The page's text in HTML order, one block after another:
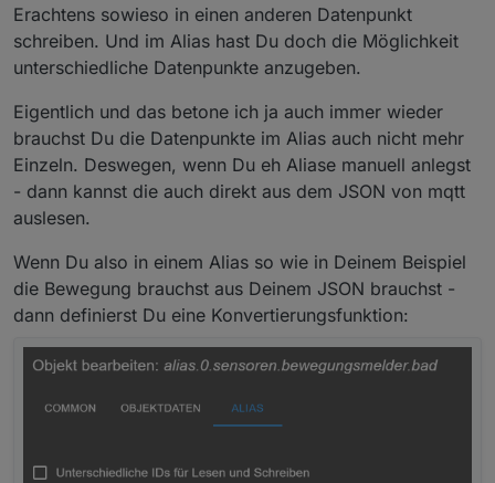
0_userdata.0.mqtt
ich würde diese DP gerne in den alias DP schreiben...
klappt aber nicht, weil (bei mir) node-red nur in
"0_userdata" schreiben kann?
hat jemand eine Idee wie cih das umsetzen kann?
@mickym
geholfen hast ;-)
Erachtens sowieso in einen anderen Datenpunkt
schreiben. Und im Alias hast Du doch die Möglichkeit
unterschiedliche Datenpunkte anzugeben.
Eigentlich und das betone ich ja auch immer wieder
brauchst Du die Datenpunkte im Alias auch nicht mehr
Einzeln. Deswegen, wenn Du eh Aliase manuell anlegst
- dann kannst die auch direkt aus dem JSON von mqtt
auslesen.
Wenn Du also in einem Alias so wie in Deinem Beispiel
die Bewegung brauchst aus Deinem JSON brauchst -
dann definierst Du eine Konvertierungsfunktion: